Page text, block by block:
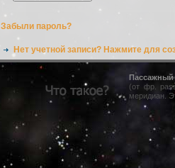
Забыли пароль?
Нет учетной записи? Нажмите для
Пассажный
(от фр.
меридиан.